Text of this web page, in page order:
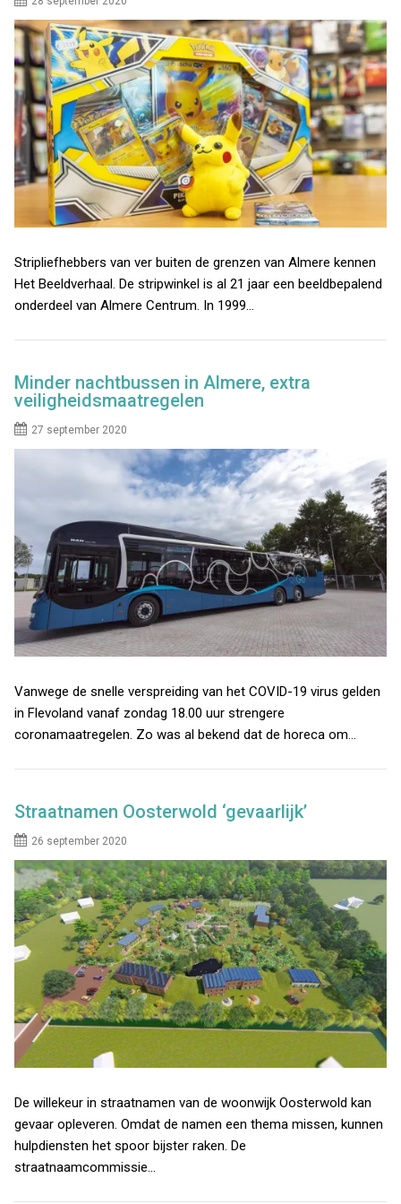
Stripliefhebbers van ver buiten de grenzen van Almere kennen
Het Beeldverhaal. De stripwinkel is al 21 jaar een beeldbepalend
onderdeel van Almere Centrum. In 1999…
Minder nachtbussen in Almere, extra
veiligheidsmaatregelen
27 september 2020
Vanwege de snelle verspreiding van het COVID-19 virus gelden
in Flevoland vanaf zondag 18.00 uur strengere
coronamaatregelen. Zo was al bekend dat de horeca om…
Straatnamen Oosterwold ‘gevaarlijk’
26 september 2020
De willekeur in straatnamen van de woonwijk Oosterwold kan
gevaar opleveren. Omdat de namen een thema missen, kunnen
hulpdiensten het spoor bijster raken. De
straatnaamcommissie…